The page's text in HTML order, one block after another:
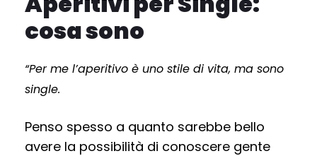
cosa sono
“Per me l’aperitivo è uno stile di vita, ma sono
single.
Penso spesso a quanto sarebbe bello
avere la possibilità di conoscere gente